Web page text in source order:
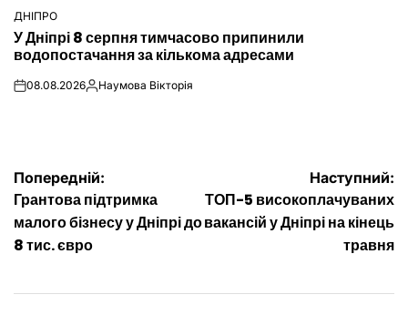
ОПУБЛІКУВАТИ
У
ДНІПРО
У Дніпрі 8 серпня тимчасово припинили
водопостачання за кількома адресами
on08.08.2026Опубліковано
Наумова Вікторія
Навігація
записів
Попередній:
Грантова підтримка
малого бізнесу у Дніпрі до
8 тис. євро
Наступний:
ТОП-5 високоплачуваних
вакансій у Дніпрі на кінець
травня